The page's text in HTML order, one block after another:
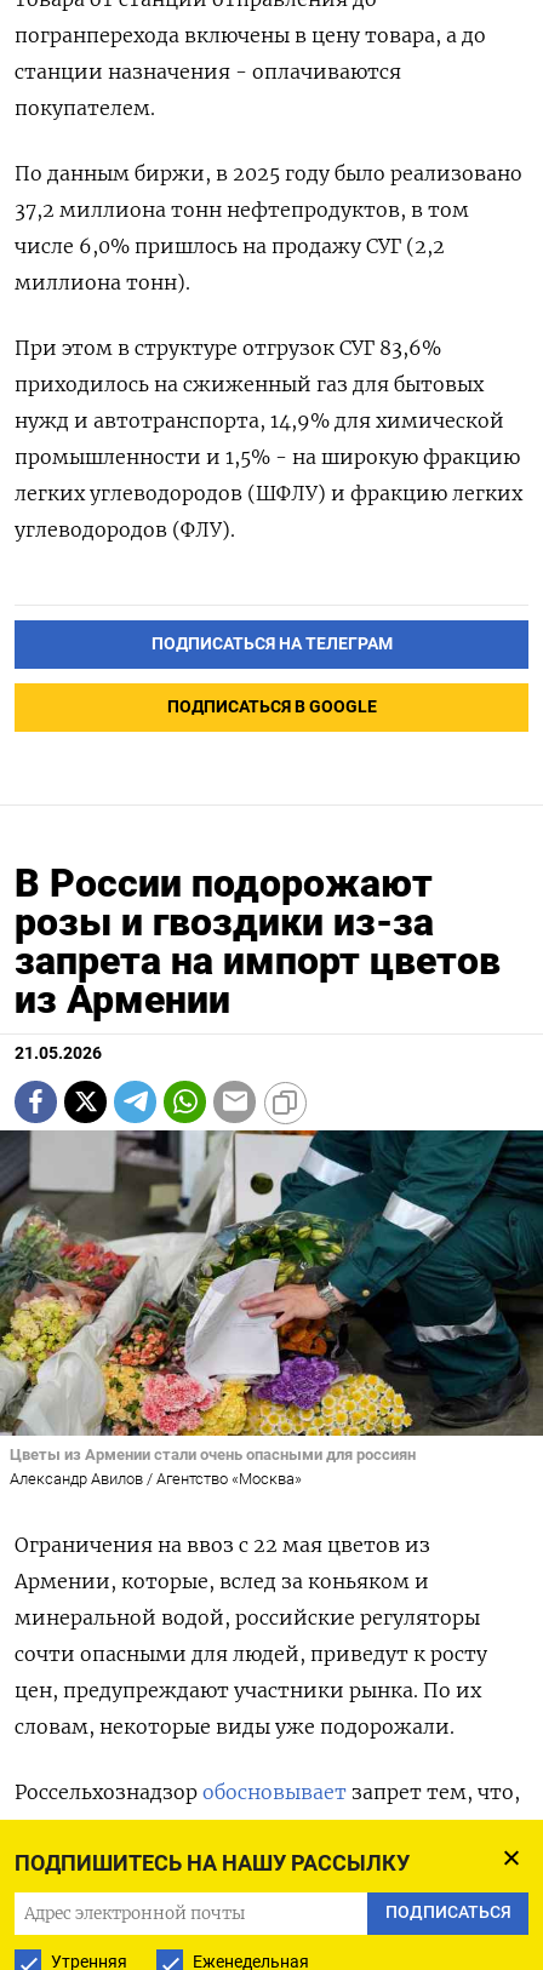
ПОДПИШИТЕСЬ НА НАШУ РАССЫЛКУ
ПОДПИСАТЬСЯ
Утренняя Еженедельная
погранперехода включены ​в цену товара, а до
станции назначения - оплачиваются
покупателем.
По данным биржи, в 2025 году было реализовано
37,2 миллиона тонн нефтепродуктов, в том
числе 6,0% пришлось на продажу ​СУГ (2,2
миллиона ⁠тонн).
При этом в структуре отгрузок СУГ 83,6%
приходилось ‌на сжиженный газ для бытовых
нужд ‌и автотранспорта, 14,9% для химической
промышленности и 1,5% - ​на широкую фракцию
легких углеводородов (ШФЛУ) ‌и фракцию легких
углеводородов (ФЛУ).
ПОДПИСАТЬСЯ НА ТЕЛЕГРАМ
ПОДПИСАТЬСЯ В GOOGLE
В России подорожают
розы и гвоздики из-за
запрета на импорт цветов
из Армении
21.05.2026
Цветы из Армении стали очень опасными для россиян
Александр Авилов / Агентство «Москва»
Ограничения на ввоз с 22 мая цветов из
Армении, которые, вслед за коньяком и
минеральной водой, российские регуляторы
сочти опасными для людей, приведут к росту
цен, предупреждают участники рынка. По их
словам, некоторые виды уже подорожали.
Россельхознадзор обосновывает запрет тем, что,
партиях цветов продолжают находить
«карантинные объекты». К тому же цветы могут
быть не армянские, а из других стран, откуда их